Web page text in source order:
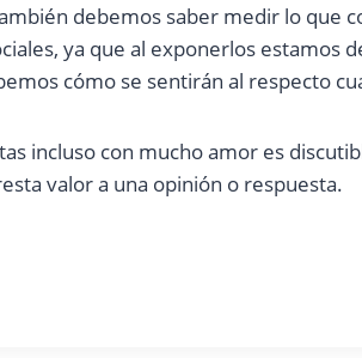
debemos saber medir lo que
ya que al exponerlos estamos
cómo se sentirán al respecto
incluso con mucho amor es
valor a una opinión o respuesta.